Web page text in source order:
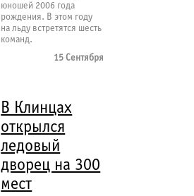
юношей 2006 года
рождения. В этом году
на льду встретятся шесть
команд.
15 Сентября
В Клинцах
открылся
ледовый
дворец на 300
мест